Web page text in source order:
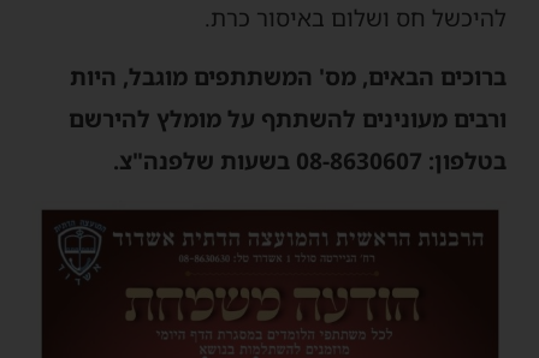
להיכשל חס ושלום באיסור כרת.
ברוכים הבאים, מס' המשתתפים מוגבל, היות
ורבים מעונינים להשתתף על מומלץ להירשם
בטלפון: 08-8630607 בשעות שלפנה"צ.